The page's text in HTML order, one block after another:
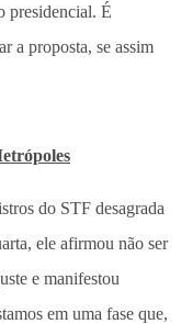
presidencial. É
a proposta, se assim
do STF desagrada
ele afirmou não ser
e manifestou
em uma fase que,